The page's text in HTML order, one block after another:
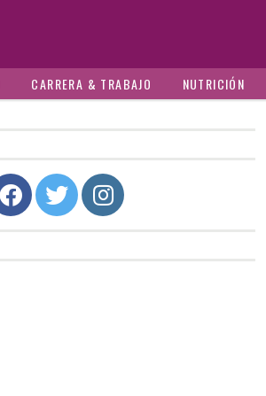
CARRERA & TRABAJO NUTRICIÓN